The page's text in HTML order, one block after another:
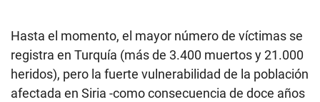
Hasta el momento, el mayor número de víctimas se
registra en Turquía (más de 3.400 muertos y 21.000
heridos), pero la fuerte vulnerabilidad de la población
afectada en Siria -como consecuencia de doce años